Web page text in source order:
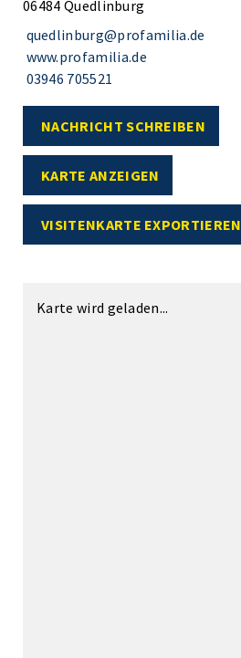
06484 Quedlinburg
quedlinburg@profamilia.de
www.profamilia.de
03946 705521
NACHRICHT SCHREIBEN
KARTE ANZEIGEN
VISITENKARTE EXPORTIEREN
Karte wird geladen...